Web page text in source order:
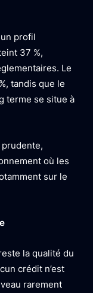
profil
37 %,
Le
tandis que le
terme se situe à
prudente,
où les
sur le
la qualité du
crédit n’est
rarement